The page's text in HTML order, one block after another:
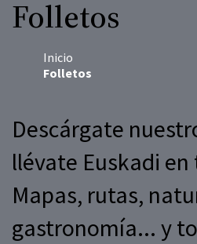
Folletos
Inicio
Folletos
Descárgate
llévate Euskadi
Mapas, rutas,
gastronomía... y